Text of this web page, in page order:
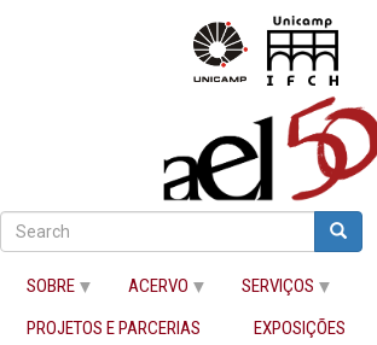
para
principal
Buscar
Search Search
SOBRE ACERVO
SERVIÇOS
PROJETOS E PARCERIAS
EXPOSIÇÕES